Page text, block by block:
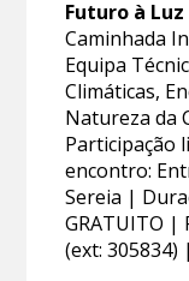
Futuro à
Caminhada
Equipa
Climáticas,
Natureza da
Participação
encontro:
Sereia |
GRATUITO |
(ext: